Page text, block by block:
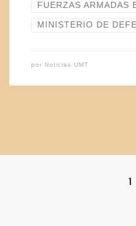
FUERZAS ARMADAS
MINISTERIO DE
por Noticias UMT
1